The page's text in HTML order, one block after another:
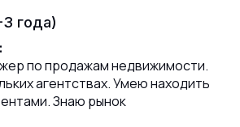
года)
по продажам недвижимости.
агентствах. Умею находить
Знаю рынок